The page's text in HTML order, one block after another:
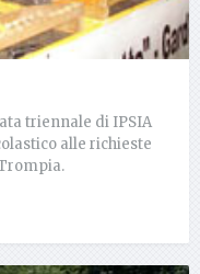
triennale di IPSIA
alle richieste